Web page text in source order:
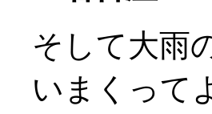
そして大雨
いまくって